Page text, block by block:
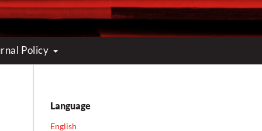
Policy
Language
English